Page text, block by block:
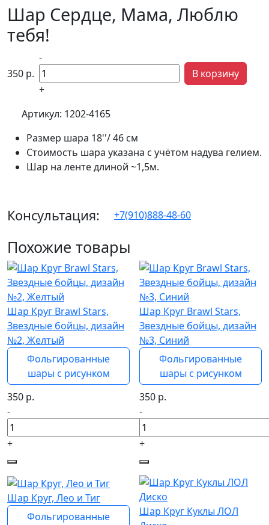
Шар Сердце, Мама, Люблю
тебя!
350 р.
-
+
В корзину
Артикул: 1202-4165
Размер шара 18''/ 46 см
Стоимость шара указана с учётом надува гелием.
Шар на ленте длиной ~1,5м.
Консультация: +7(910)888-48-60
Похожие товары
Шар Круг Brawl Stars,
Звездные бойцы, дизайн
№2, Желтый
Фольгированные
шары с рисунком
350 р.
-
+
Шар Круг Brawl Stars,
Звездные бойцы, дизайн
№3, Синий
Фольгированные
шары с рисунком
350 р.
-
+
Шар Круг, Лео и Тиг
Фольгированные
Шар Круг Куклы ЛОЛ